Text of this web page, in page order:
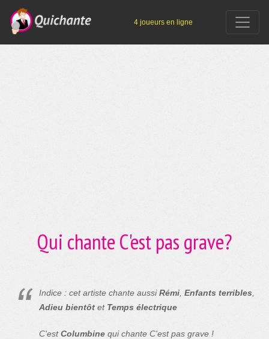
4 joueurs en ligne
Qui chante C'est pas grave?
Indice : cet artiste chante aussiRémi Enfants terribles
Adieu bientôt et Temps électrique
C'estColumbine qui chante C'est pas grave !